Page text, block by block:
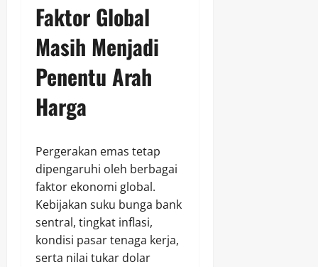
Faktor Global
Masih Menjadi
Penentu Arah
Harga
Pergerakan emas tetap
dipengaruhi oleh berbagai
faktor ekonomi global.
Kebijakan suku bunga bank
sentral, tingkat inflasi,
kondisi pasar tenaga kerja,
serta nilai tukar dolar